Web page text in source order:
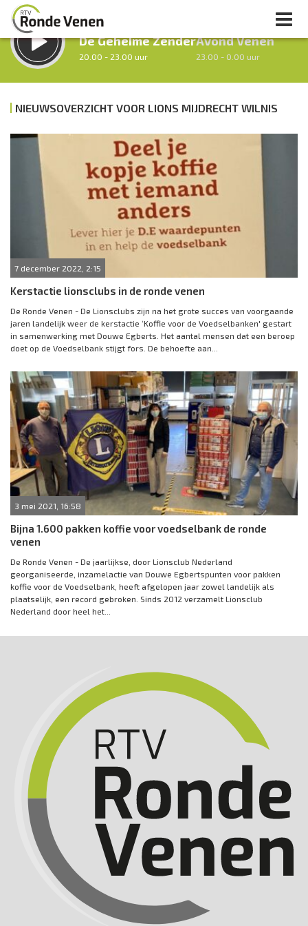
LUISTER LIVE:
De Geheime Zender
20.00 - 23.00 uur
Avond Venen
23.00 - 0.00 uur
Vorig uur Volgend uur
Inklappen
NIEUWSOVERZICHT VOOR LIONS MIJDRECHT WILNIS
7 december 2022, 2:15
Kerstactie lionsclubs in de ronde venen
De Ronde Venen - De Lionsclubs zijn na het grote succes van voorgaande
jaren landelijk weer de kerstactie ‘Koffie voor de Voedselbanken' gestart
in samenwerking met Douwe Egberts. Het aantal mensen dat een beroep
doet op de Voedselbank stijgt fors. De behoefte aan...
3 mei 2021, 16:58
Bijna 1.600 pakken koffie voor voedselbank de ronde
venen
De Ronde Venen - De jaarlijkse, door Lionsclub Nederland
georganiseerde, inzamelactie van Douwe Egbertspunten voor pakken
koffie voor de Voedselbank, heeft afgelopen jaar zowel landelijk als
plaatselijk, een record gebroken. Sinds 2012 verzamelt Lionsclub
Nederland door heel het...